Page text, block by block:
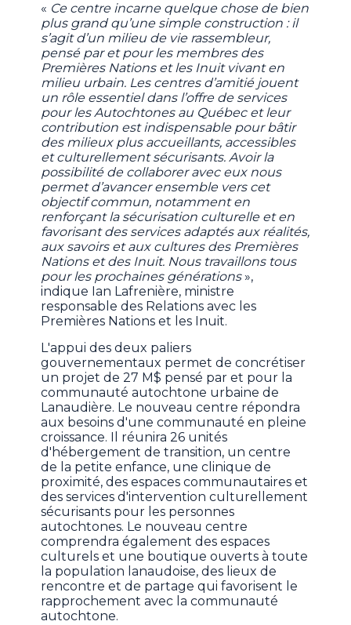
« Ce centre incarne quelque chose de bien
plus grand qu’une simple construction : il
s’agit d’un milieu de vie rassembleur,
pensé par et pour les membres des
Premières Nations et les Inuit vivant en
milieu urbain. Les centres d’amitié jouent
un rôle essentiel dans l’offre de services
pour les Autochtones au Québec et leur
contribution est indispensable pour bâtir
des milieux plus accueillants, accessibles
et culturellement sécurisants. Avoir la
possibilité de collaborer avec eux nous
permet d’avancer ensemble vers cet
objectif commun, notamment en
renforçant la sécurisation culturelle et en
favorisant des services adaptés aux réalités,
aux savoirs et aux cultures des Premières
Nations et des Inuit. Nous travaillons tous
pour les prochaines générations»,
indique Ian Lafrenière, ministre
responsable des Relations avec les
Premières Nations et les Inuit.
L'appui des deux paliers
gouvernementaux permet de concrétiser
un projet de 27 M$ pensé par et pour la
communauté autochtone urbaine de
Lanaudière. Le nouveau centre répondra
aux besoins d'une communauté en pleine
croissance. Il réunira 26 unités
d'hébergement de transition, un centre
de la petite enfance, une clinique de
proximité, des espaces communautaires et
des services d'intervention culturellement
sécurisants pour les personnes
autochtones. Le nouveau centre
comprendra également des espaces
culturels et une boutique ouverts à toute
la population lanaudoise, des lieux de
rencontre et de partage qui favorisent le
rapprochement avec la communauté
autochtone.